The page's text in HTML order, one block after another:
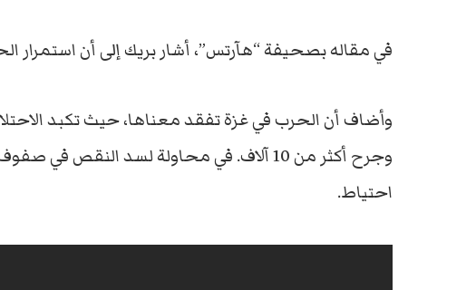
في مقاله بصحيفة “هآرتس”، أشار بريك إلى أن
احتياط.